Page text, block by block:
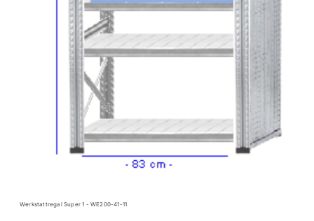
Werkstattregal Super 1 - WE200-41-11